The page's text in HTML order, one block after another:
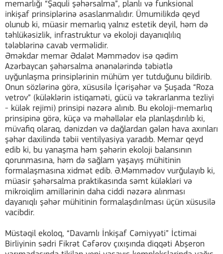
memarlığı “Şaquli şəhərsalma”, planlı və funksional
inkişaf prinsiplərinə əsaslanmalıdır. Ümumilikdə qeyd
olunub ki, müasir memarlıq yalnız estetik deyil, həm də
təhlükəsizlik, infrastruktur və ekoloji dayanıqlılıq
tələblərinə cavab verməlidir.
Əməkdar memar Ədalət Məmmədov isə qədim
Azərbaycan şəhərsalma ənənələrində təbiətlə
uyğunlaşma prinsiplərinin mühüm yer tutduğunu bildirib.
Onun sözlərinə görə, xüsusilə İçərişəhər və Şuşada “Roza
vetrov” (küləklərin istiqaməti, gücü və təkrarlanma tezliyi
- külək rejimi) prinsipi nəzərə alınıb. Bu ekoloji-memarlıq
prinsipinə görə, küçə və məhəllələr elə planlaşdırılıb ki,
müvafiq olaraq, dənizdən və dağlardan gələn hava axınları
şəhər daxilində təbii ventilyasiya yaradıb. Memar qeyd
edib ki, bu yanaşma həm şəhərin ekoloji balansının
qorunmasına, həm də sağlam yaşayış mühitinin
formalaşmasına xidmət edib. Ə.Məmmədov vurğulayıb ki,
müasir şəhərsalma praktikasında səmt küləkləri və
mikroiqlim amillərinin daha ciddi nəzərə alınması
dayanıqlı şəhər mühitinin formalaşdırılması üçün xüsusilə
vacibdir.
Müstəqil ekoloq, “Davamlı İnkişaf Cəmiyyəti” İctimai
Birliyinin sədri Fikrət Cəfərov çıxışında diqqəti Abşeron